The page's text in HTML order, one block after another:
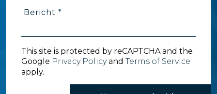
Bericht *
This site is protected by reCAPTCHA and the
Google Privacy Policyand Terms of Service
apply.